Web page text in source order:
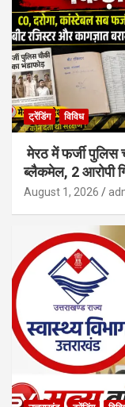
ट्रेंडिंग विविध
मेरठ में फर्जी पुलिस
ब्लैकमेल, 2 आरोपी
August 1, 2026